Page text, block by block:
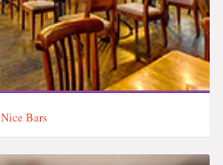
Nice Bars